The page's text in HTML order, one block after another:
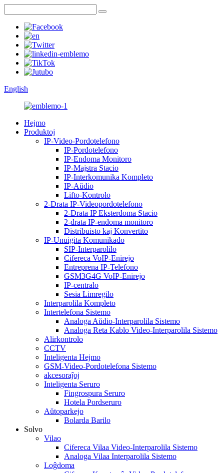
English
Hejmo
Produktoj
IP-Video-Pordotelefono
IP-Pordotelefono
IP-Endoma Monitoro
IP-Majstra Stacio
IP-Interkomunika Kompleto
IP-Aŭdio
Lifto-Kontrolo
2-Drata IP-Videopordotelefono
2-Drata IP Eksterdoma Stacio
2-drata IP-endoma monitoro
Distribuisto kaj Konvertito
IP-Unuigita Komunikado
SIP-Interparolilo
Cifereca VoIP-Enirejo
Entreprena IP-Telefono
GSM3G4G VoIP-Enirejo
IP-centralo
Sesia Limregilo
Interparolila Kompleto
Intertelefona Sistemo
Analoga Aŭdio-Interparolila Sistemo
Analoga Reta Kablo Video-Interparolila Sistemo
Alirkontrolo
CCTV
Inteligenta Hejmo
GSM-Video-Pordotelefona Sistemo
akcesoraĵoj
Inteligenta Seruro
Fingrospura Seruro
Hotela Pordseruro
Aŭtoparkejo
Bolarda Barilo
Solvo
Vilao
Cifereca Vilaa Video-Interparolila Sistemo
Analoga Vilaa Interparolila Sistemo
Loĝdoma